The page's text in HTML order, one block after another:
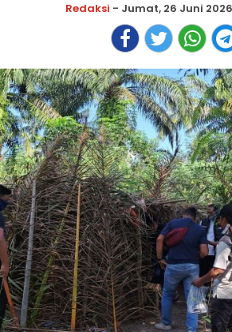
Redaksi - Jumat, 26 Juni 2026